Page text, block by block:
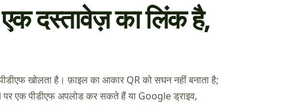
दस्तावेज़ का लिंक है,
खोलता है। फ़ाइल का आकार QR को सघन नहीं बनाता है;
एक पीडीएफ अपलोड कर सकते हैं या Google ड्राइव,